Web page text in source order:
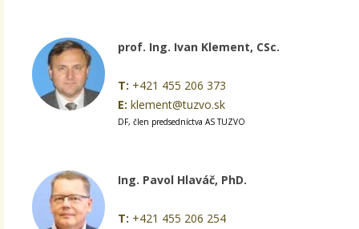
prof. Ing. Ivan Klement, CSc.
T: +421 455 206 373
E: klement@tuzvo.sk
DF, člen predsedníctva AS TUZVO
Ing. Pavol Hlaváč, PhD.
T: +421 455 206 254